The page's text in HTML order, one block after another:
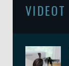
VIDEOT